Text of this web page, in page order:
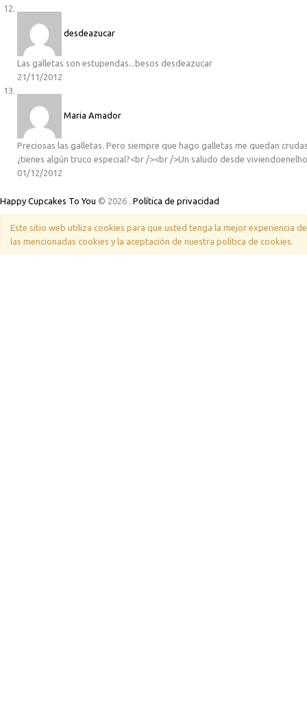
desdeazucar
Las galletas son estupendas...besos desdeazucar
21/11/2012
Maria Amador
Preciosas las galletas. Pero siempre que hago galletas me quedan
¿tienes algún truco especial?<br /><br />Un saludo desde
01/12/2012
Happy Cupcakes To You © 2026 Política de privacidad
Este sitio web utiliza cookies para que usted tenga la mejor experiencia
las mencionadas cookies y la aceptación de nuestra política de cookies.